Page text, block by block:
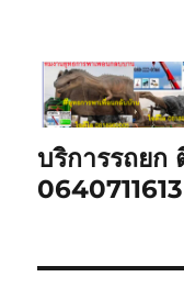
บริการรถย